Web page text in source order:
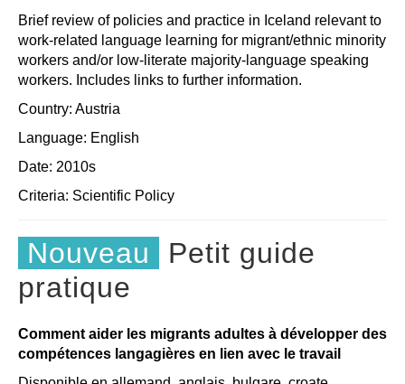
Brief review of policies and practice in Iceland relevant to
work-related language learning for migrant/ethnic minority
workers and/or low-literate majority-language speaking
workers. Includes links to further information.
Country: Austria
Language: English
Date: 2010s
Criteria: Scientific Policy
Nouveau
Petit guide
pratique
Comment aider les migrants adultes à développer des
compétences langagières en lien avec le travail